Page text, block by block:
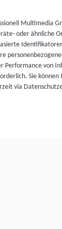
Multimedia
oder ähnliche
Performance von
Sie
via